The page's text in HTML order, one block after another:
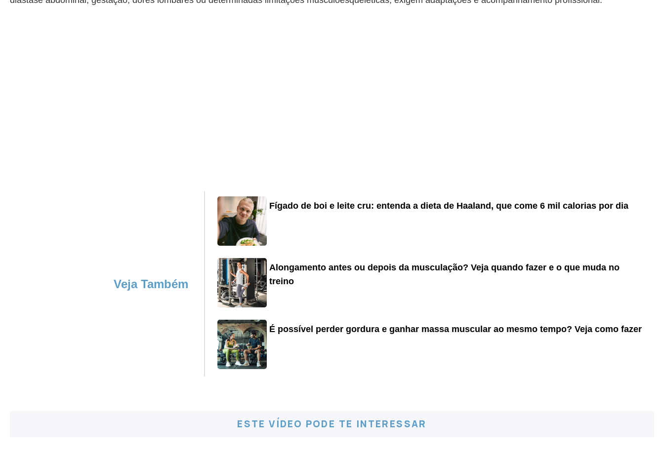
Veja Também
Fígado de boi e leite cru: entenda a dieta de Haaland, que come 6 mil calorias por dia
Alongamento antes ou depois da musculação? Veja quando fazer e o que muda no
treino
É possível perder gordura e ganhar massa muscular ao mesmo tempo? Veja como fazer
ESTE VÍDEO PODE TE INTERESSAR